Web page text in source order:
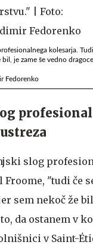
kolesarja.
bil, je zame še vedno
Fedorenko
slog
Froome, "tudi če
sem nekoč že
da ostanem v
v Saint-